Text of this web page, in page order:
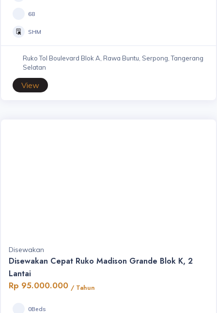
68
SHM
Ruko Tol Boulevard Blok A, Rawa Buntu, Serpong, Tangerang
Selatan
View
Disewakan
Disewakan Cepat Ruko Madison Grande Blok K, 2
Lantai
Rp 95.000.000 / Tahun
0Beds